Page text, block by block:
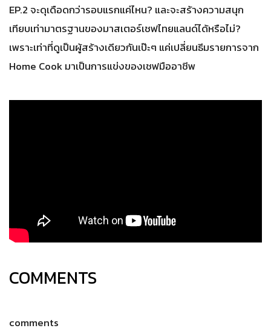
EP.2 จะดุเดือดกว่ารอบแรกแค่ไหน? และจะสร้างความสนุก
เทียบเท่ามาตรฐานของมาสเตอร์เชฟไทยแลนด์ได้หรือไม่?
เพราะเท่าที่ดูเป็นผู้สร้างเดียวกันเป๊ะๆ แค่เปลี่ยนธีมรายการจาก
Home Cook มาเป็นการแข่งของเชฟมืออาชีพ
COMMENTS
comments